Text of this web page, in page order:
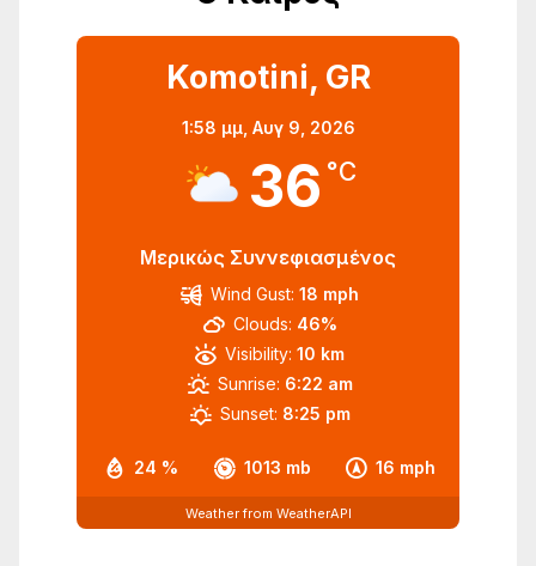
Komotini, GR
1:58 μμ, Αυγ 9, 2026
36 °C
Μερικώς Συννεφιασμένος
24 % 1013 mb 16 mph
Wind Gust: 18 mph
Clouds: 46%
Visibility: 10 km
Sunrise: 6:22 am
Sunset: 8:25 pm
Weather from WeatherAPI